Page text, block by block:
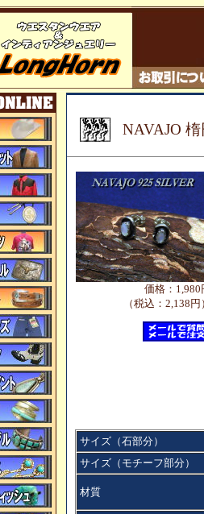
NAVAJO
価格：1,980
（税込：2,138円
サイズ（石部分）
サイズ（モチーフ部分）
材質